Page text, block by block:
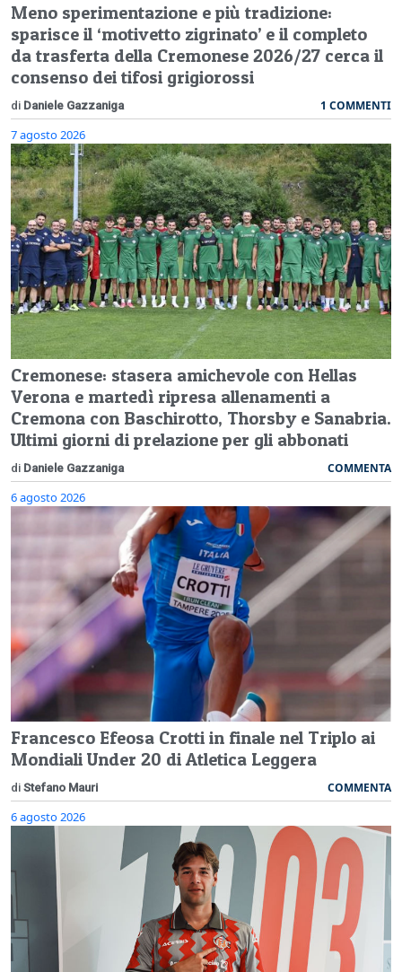
Meno sperimentazione e più tradizione:
sparisce il ‘motivetto zigrinato’ e il completo
da trasferta della Cremonese 2026/27 cerca il
consenso dei tifosi grigiorossi
di Daniele Gazzaniga 1 COMMENTI
7 agosto 2026
Cremonese: stasera amichevole con Hellas
Verona e martedì ripresa allenamenti a
Cremona con Baschirotto, Thorsby e Sanabria.
Ultimi giorni di prelazione per gli abbonati
di Daniele Gazzaniga COMMENTA
6 agosto 2026
Francesco Efeosa Crotti in finale nel Triplo ai
Mondiali Under 20 di Atletica Leggera
di Stefano Mauri COMMENTA
6 agosto 2026